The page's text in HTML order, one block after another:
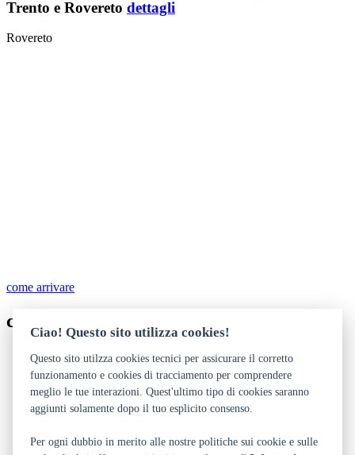
Trento e Rovereto dettagli
Rovereto
come arrivare
contatti
0464 438887
info@mart.trento.it
http://www.mart.tn.it/
Dichiarazione di accessibilità
Note legali e crediti
Ciao! Questo sito utilizza cookies!
Questo sito utilzza cookies tecnici per assicurare il corretto
funzionamento e cookies di tracciamento per comprendere
meglio le tue interazioni. Quest'ultimo tipo di cookies saranno
aggiunti solamente dopo il tuo esplicito consenso.
Per ogni dubbio in merito alle nostre politiche sui cookie e sulle